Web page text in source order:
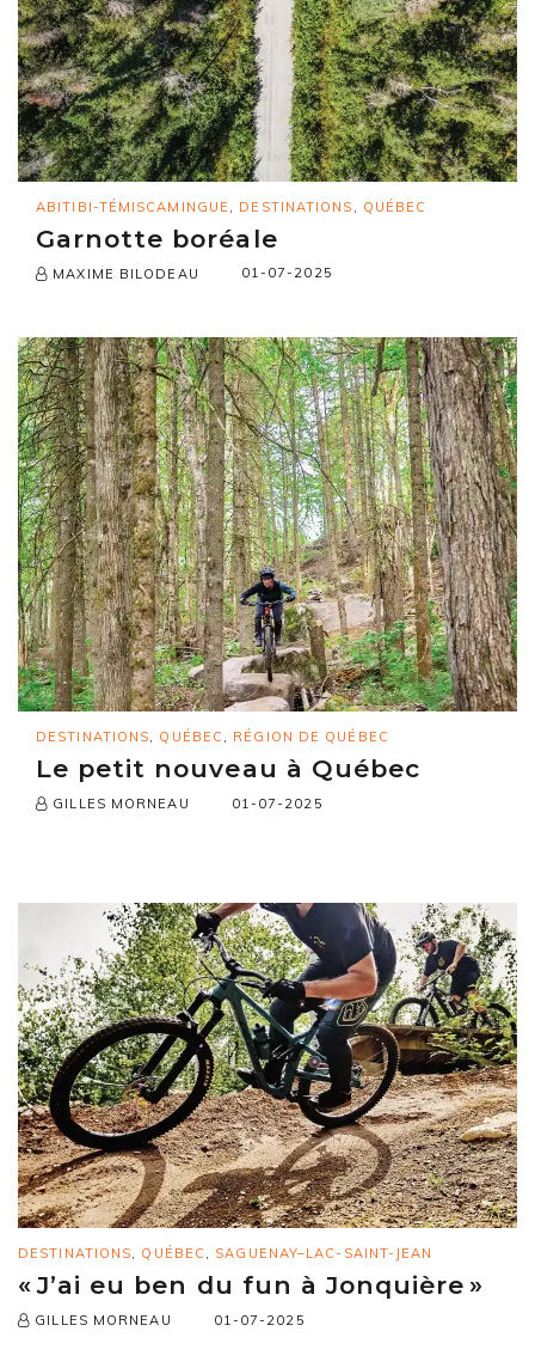
ABITIBI-TÉMISCAMINGUE , DESTINATIONS , QUÉBEC
Garnotte boréale
MAXIME BILODEAU 01-07-2025
DESTINATIONS, QUÉBEC , RÉGION DE QUÉBEC
Le petit nouveau à Québec
GILLES MORNEAU 01-07-2025
DESTINATIONS, QUÉBEC , SAGUENAY–LAC-SAINT-JEAN
« J’ai eu ben du fun à Jonquière »
GILLES MORNEAU 01-07-2025